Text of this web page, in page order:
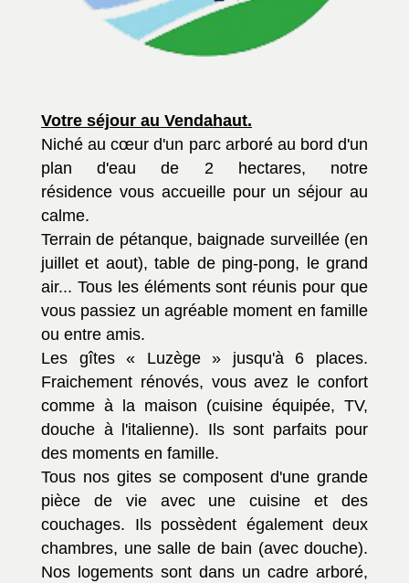
Votre séjour au Vendahaut.
Niché au cœur d'un parc arboré au bord d'un
plan d'eau de 2 hectares, notre
résidence vous accueille pour un séjour au
calme.
Terrain de pétanque, baignade surveillée (en
juillet et aout), table de ping-pong, le grand
air... Tous les éléments sont réunis pour que
vous passiez un agréable moment en famille
ou entre amis.
Les gîtes « Luzège » jusqu'à 6 places.
Fraichement rénovés, vous avez le confort
comme à la maison (cuisine équipée, TV,
douche à l'italienne). Ils sont parfaits pour
des moments en famille.
Tous nos gites se composent d'une grande
pièce de vie avec une cuisine et des
couchages. Ils possèdent également deux
chambres, une salle de bain (avec douche).
Nos logements sont dans un cadre arboré,